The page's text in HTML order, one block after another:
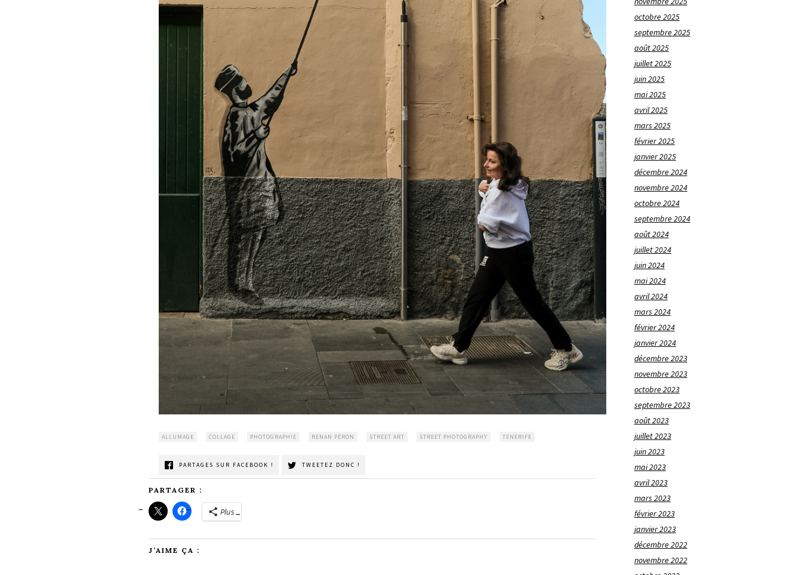
ALLUMAGE COLLAGE PHOTOGRAPHIE RENAN PÉRON STREET ART STREET PHOTOGRAPHY TENERIFE
PARTAGES SUR FACEBOOK ! TWEETEZ DONC !
PARTAGER :
Plus
J’AIME ÇA :
octobre 2025
septembre 2025
août 2025
juillet 2025
juin 2025
mai 2025
avril 2025
mars 2025
février 2025
janvier 2025
décembre 2024
novembre 2024
octobre 2024
septembre 2024
août 2024
juillet 2024
juin 2024
mai 2024
avril 2024
mars 2024
février 2024
janvier 2024
décembre 2023
novembre 2023
octobre 2023
septembre 2023
août 2023
juillet 2023
juin 2023
mai 2023
avril 2023
mars 2023
février 2023
janvier 2023
décembre 2022
novembre 2022